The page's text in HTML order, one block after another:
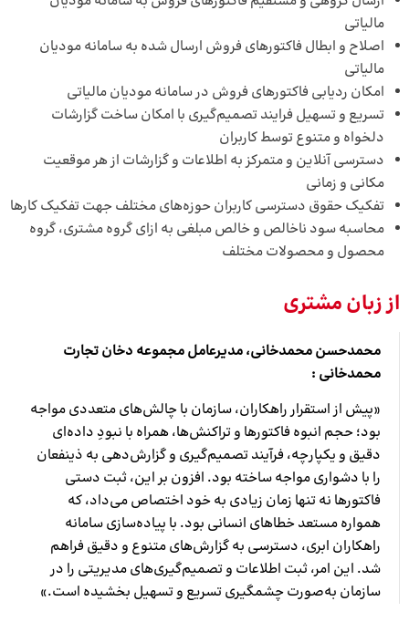
مالیاتی
اصلاح و ابطال فاکتورهای فروش ارسال شده به سامانه مودیان
مالیاتی
امکان ردیابی فاکتورهای فروش در سامانه مودیان مالیاتی
تسریع و تسهیل فرایند تصمیم‌گیری با امکان ساخت گزارشات
دلخواه و متنوع توسط کاربران
دسترسی آنلاین و متمرکز به اطلاعات و گزارشات از هر موقعیت
مکانی و زمانی
تفکیک حقوق دسترسی کاربران حوزه‌های مختلف جهت تفکیک کارها
محاسبه سود ناخالص و خالص مبلغی به ازای گروه مشتری، گروه
محصول و محصولات مختلف
از زبان مشتری
محمدحسن محمدخانی، مدیرعامل مجموعه دخان تجارت
محمدخانی :
«پیش از استقرار راهکاران، سازمان با چالش‌های متعددی مواجه
بود؛ حجم انبوه فاکتورها و تراکنش‌ها، همراه با نبودِ داده‌ای
دقیق و یکپارچه، فرآیند تصمیم‌گیری و گزارش‌دهی به ذینفعان
را با دشواری مواجه ساخته بود. افزون بر این، ثبت دستی
فاکتورها نه تنها زمان زیادی به خود اختصاص می‌داد، که
همواره مستعد خطاهای انسانی بود. با پیاده‌سازی سامانه
راهکاران ابری، دسترسی به گزارش‌های متنوع و دقیق فراهم
شد. این امر، ثبت اطلاعات و تصمیم‌گیری‌های مدیریتی را در
سازمان به‌صورت چشمگیری تسریع و تسهیل بخشیده است.»